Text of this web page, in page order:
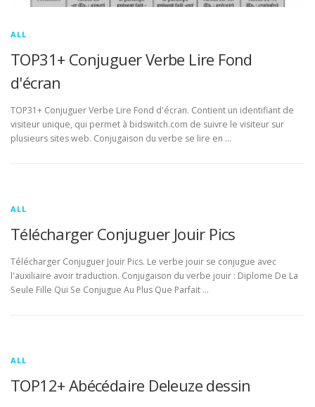
ALL
TOP31+ Conjuguer Verbe Lire Fond
d'écran
TOP31+ Conjuguer Verbe Lire Fond d'écran. Contient un identifiant de
visiteur unique, qui permet à bidswitch.com de suivre le visiteur sur
plusieurs sites web. Conjugaison du verbe se lire en …
ALL
Télécharger Conjuguer Jouir Pics
Télécharger Conjuguer Jouir Pics. Le verbe jouir se conjugue avec
l'auxiliaire avoir traduction. Conjugaison du verbe jouir : Diplome De La
Seule Fille Qui Se Conjugue Au Plus Que Parfait …
ALL
TOP12+ Abécédaire Deleuze dessin